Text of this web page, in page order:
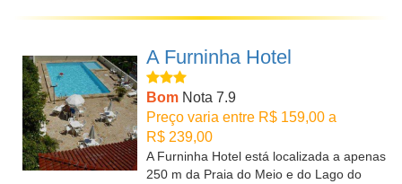
A Furninha Hotel
Bom Nota 7.9
Preço varia entre R$ 159,00 a
R$ 239,00
A Furninha Hotel está localizada a apenas
250 m da Praia do Meio e do Lago do